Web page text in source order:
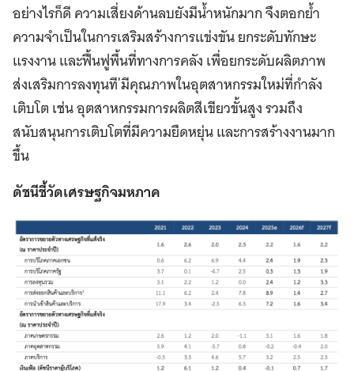
อย่างไรก็ดี ความเสี่ยงด้านลบยังมีน้ำหนักมาก จึงตอกย้ำ
ความจำเป็นในการเสริมสร้างการแข่งขัน ยกระดับทักษะ
แรงงาน และฟื้นฟูพื้นที่ทางการคลัง เพื่อยกระดับผลิตภาพ
ส่งเสริมการลงทุนที ่มีคุณภาพในอุตสาหกรรมใหม่ที่กำลัง
เติบโต เช่น อุตสาหกรรมการผลิตสีเขียวขั้นสูง รวมถึง
สนับสนุนการเติบโตที่มีความยืดหยุ่น และการสร้างงานมาก
ขึ้น
ดัชนีชี้วัดเศรษฐกิจมหภาค